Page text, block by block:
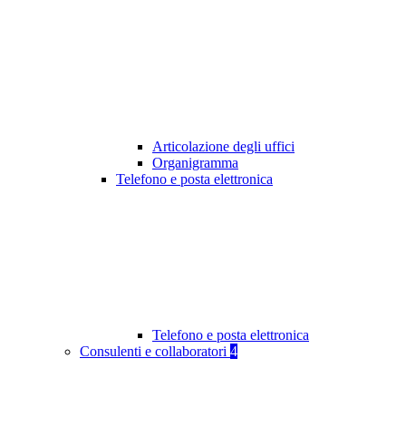
Articolazione degli uffici
Organigramma
Telefono e posta elettronica
Telefono e posta elettronica
Consulenti e collaboratori 4